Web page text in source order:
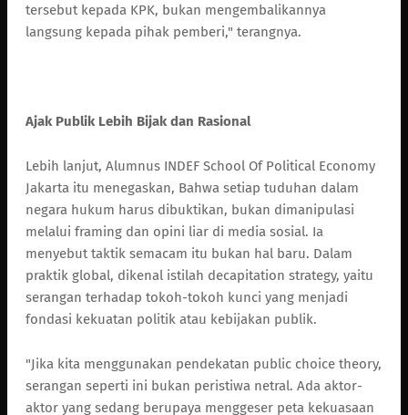
tersebut kepada KPK, bukan mengembalikannya
langsung kepada pihak pemberi," terangnya.
Ajak Publik Lebih Bijak dan Rasional
Lebih lanjut, Alumnus INDEF School Of Political Economy
Jakarta itu menegaskan, Bahwa setiap tuduhan dalam
negara hukum harus dibuktikan, bukan dimanipulasi
melalui framing dan opini liar di media sosial. Ia
menyebut taktik semacam itu bukan hal baru. Dalam
praktik global, dikenal istilah decapitation strategy, yaitu
serangan terhadap tokoh-tokoh kunci yang menjadi
fondasi kekuatan politik atau kebijakan publik.
"Jika kita menggunakan pendekatan public choice theory,
serangan seperti ini bukan peristiwa netral. Ada aktor-
aktor yang sedang berupaya menggeser peta kekuasaan